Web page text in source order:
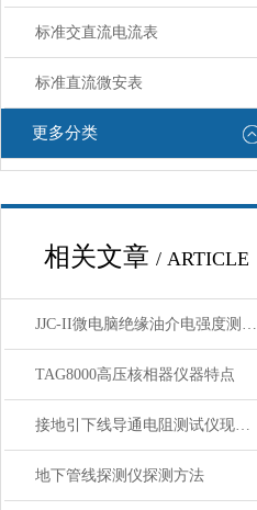
标准交直流电流表
标准直流微安表
更多分类
相关文章 / ARTICLE
JJC-II微电脑绝缘油介电强度测试仪性能技术参数
TAG8000高压核相器仪器特点
接地引下线导通电阻测试仪现场测试操作方法
地下管线探测仪探测方法